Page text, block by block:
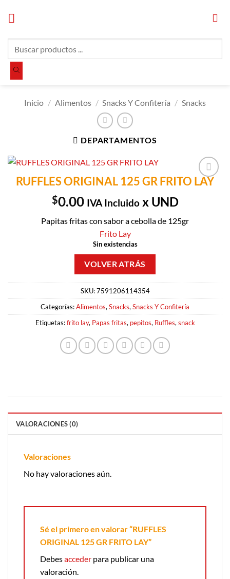
productos
Inicio / Alimentos / Snacks Y Confitería / Snacks
DEPARTAMENTOS
Añadir a
RUFFLES ORIGINAL 125 GR FRITO LAY
$0.00 IVA Incluidox UND
Papitas fritas con sabor a cebolla de 125gr
Frito Lay
Sin existencias
SKU:7591206114354
Categorías:Alimentos, Snacks, Snacks Y Confitería
Etiquetas:frito lay, Papas fritas, pepitos, Ruffles, snack
VALORACIONES (0)
Valoraciones
No hay valoraciones aún.
Sé el primero en valorar “RUFFLES
ORIGINAL 125 GR FRITO LAY”
Debesacceder para publicar una
valoración.